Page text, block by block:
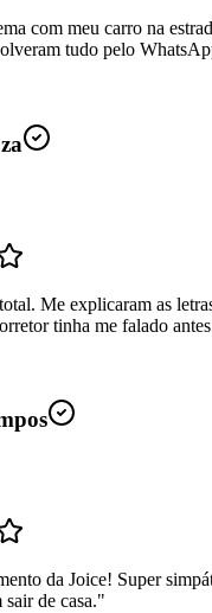
com meu carro na
tudo pelo
Me explicaram as
tinha me falado
da Joice! Super
sair de casa."